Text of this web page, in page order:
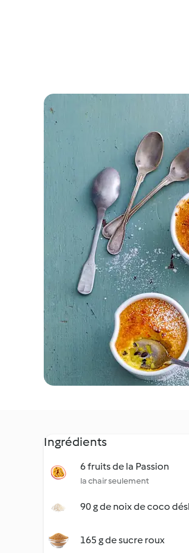
Ingrédients
6 fruits de la Passion
la chair seulement
90 g de noix de coco
165 g de sucre roux